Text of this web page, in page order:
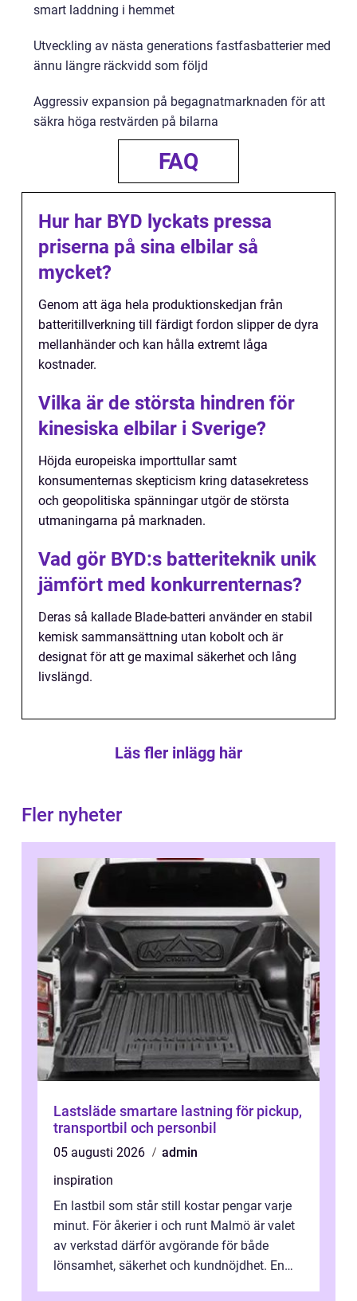
smart laddning i hemmet
Utveckling av nästa generations fastfasbatterier med
ännu längre räckvidd som följd
Aggressiv expansion på begagnatmarknaden för att
säkra höga restvärden på bilarna
FAQ
Hur har BYD lyckats pressa
priserna på sina elbilar så
mycket?
Genom att äga hela produktionskedjan från
batteritillverkning till färdigt fordon slipper de dyra
mellanhänder och kan hålla extremt låga
kostnader.
Vilka är de största hindren för
kinesiska elbilar i Sverige?
Höjda europeiska importtullar samt
konsumenternas skepticism kring datasekretess
och geopolitiska spänningar utgör de största
utmaningarna på marknaden.
Vad gör BYD:s batteriteknik unik
jämfört med konkurrenternas?
Deras så kallade Blade-batteri använder en stabil
kemisk sammansättning utan kobolt och är
designat för att ge maximal säkerhet och lång
livslängd.
Läs fler inlägg här
Fler nyheter
Lastsläde smartare lastning för pickup,
transportbil och personbil
05 augusti 2026
admin
inspiration
En lastbil som står still kostar pengar varje
minut. För åkerier i och runt Malmö är valet
av verkstad därför avgörande för både
lönsamhet, säkerhet och kundnöjdhet. En